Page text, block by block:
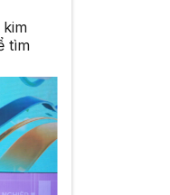
tìm